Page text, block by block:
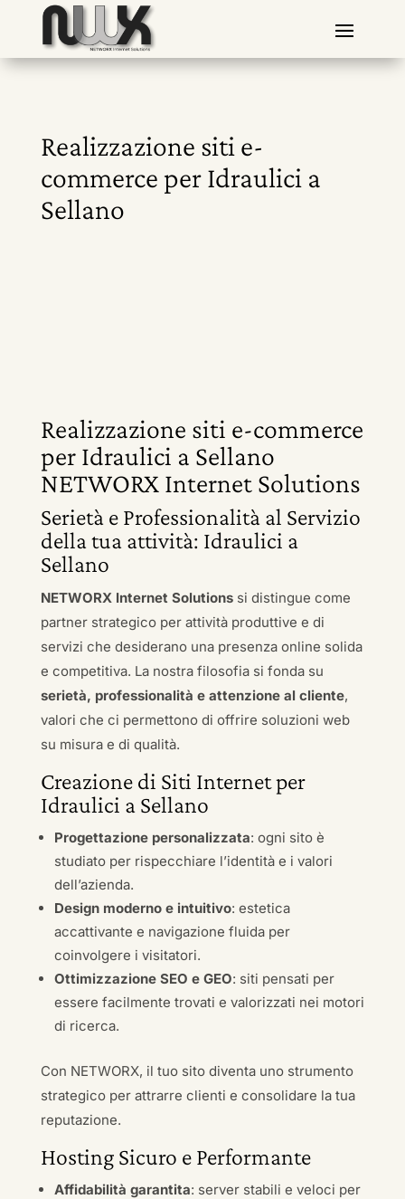
Realizzazione siti e-
commerce per Idraulici a
Sellano
Realizzazione siti e-commerce
per Idraulici a Sellano
NETWORX Internet Solutions
Serietà e Professionalità al Servizio
della tua attività: Idraulici a
Sellano
NETWORX Internet Solutionssi distingue come
partner strategico per attività produttive e di
servizi che desiderano una presenza online solida
e competitiva. La nostra filosofia si fonda su
serietà, professionalità e attenzione al cliente,
valori che ci permettono di offrire soluzioni web
su misura e di qualità.
Creazione di Siti Internet per
Idraulici a Sellano
Progettazione personalizzata: ogni sito è
studiato per rispecchiare l’identità e i valori
dell’azienda.
Design moderno e intuitivo: estetica
accattivante e navigazione fluida per
coinvolgere i visitatori.
Ottimizzazione SEO e GEO: siti pensati per
essere facilmente trovati e valorizzati nei motori
di ricerca.
Con NETWORX, il tuo sito diventa uno strumento
strategico per attrarre clienti e consolidare la tua
reputazione.
Hosting Sicuro e Performante
Affidabilità garantita: server stabili e veloci per